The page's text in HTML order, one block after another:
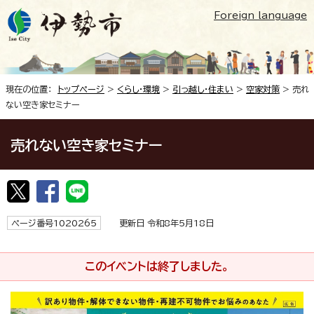
Foreign language
現在の位置： トップページ > くらし・環境 > 引っ越し・住まい > 空家対策 > 売れ
ない空き家セミナー
売れない空き家セミナー
ページ番号1020265 更新日 令和8年5月18日
このイベントは終了しました。